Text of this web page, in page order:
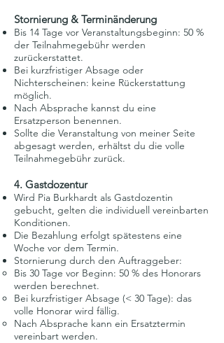
Stornierung & Terminänderung
Bis 14 Tage vor Veranstaltungsbeginn: 50 %
der Teilnahmegebühr werden
zurückerstattet.
Bei kurzfristiger Absage oder
Nichterscheinen: keine Rückerstattung
möglich.
Nach Absprache kannst du eine
Ersatzperson benennen.
Sollte die Veranstaltung von meiner Seite
abgesagt werden, erhältst du die volle
Teilnahmegebühr zurück.
4. Gastdozentur
Wird Pia Burkhardt als Gastdozentin
gebucht, gelten die individuell vereinbarten
Konditionen.
Die Bezahlung erfolgt spätestens eine
Woche vor dem Termin.
Stornierung durch den Auftraggeber:
Bis 30 Tage vor Beginn: 50 % des Honorars
werden berechnet.
Bei kurzfristiger Absage (< 30 Tage): das
volle Honorar wird fällig.
Nach Absprache kann ein Ersatztermin
vereinbart werden.